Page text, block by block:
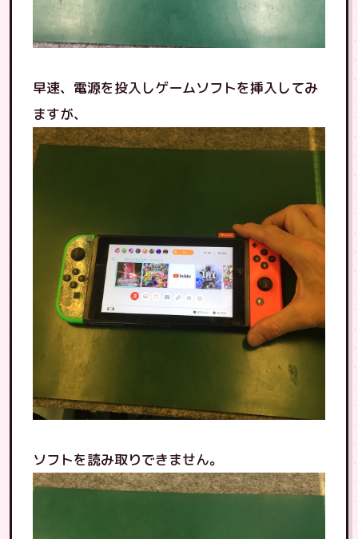
早速、電源を投入しゲームソフトを挿入してみ
ますが、
ソフトを読み取りできません。